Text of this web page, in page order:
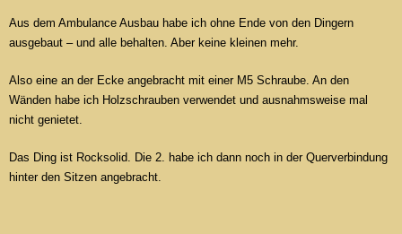
Aus dem Ambulance Ausbau habe ich ohne Ende von den Dingern
ausgebaut – und alle behalten. Aber keine kleinen mehr.
Also eine an der Ecke angebracht mit einer M5 Schraube. An den
Wänden habe ich Holzschrauben verwendet und ausnahmsweise mal
nicht genietet.
Das Ding ist Rocksolid. Die 2. habe ich dann noch in der Querverbindung
hinter den Sitzen angebracht.